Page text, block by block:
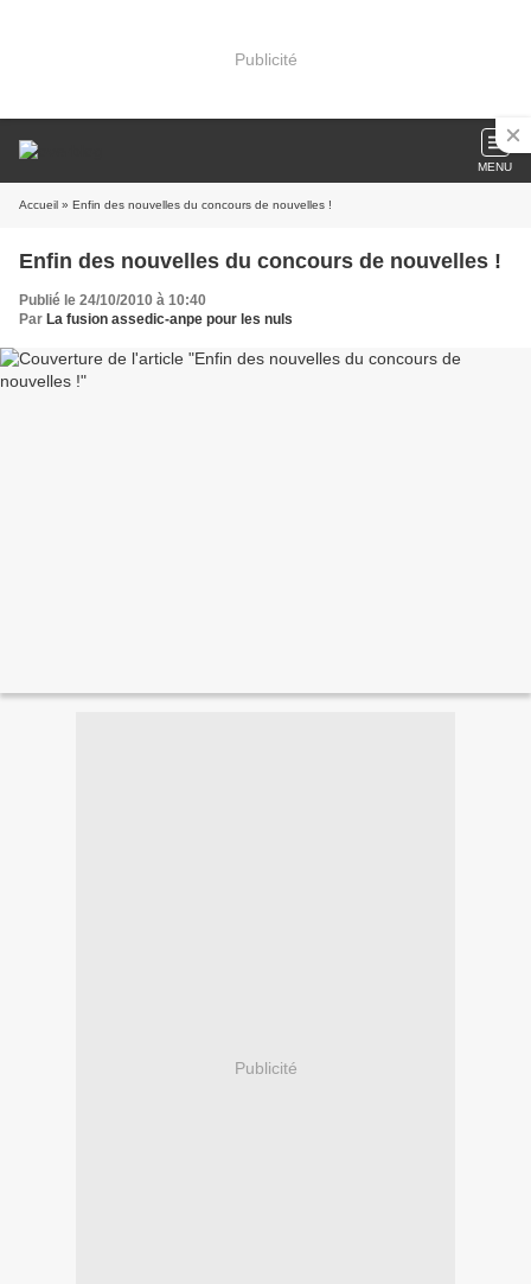
Publicité
MENU
Accueil » Enfin des nouvelles du concours de nouvelles !
Enfin des nouvelles du concours de nouvelles !
Publié le 24/10/2010 à 10:40
Par La fusion assedic-anpe pour les nuls
Publicité